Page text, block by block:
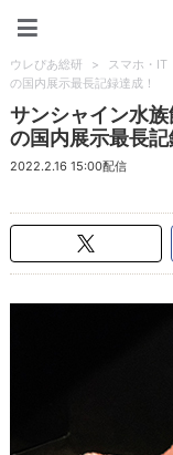
ウレぴあ総研 > スマホ・IT
の国内展示最長記録達成！
サンシャイン水族
の国内展示最長記
2022.2.16 15:00配信